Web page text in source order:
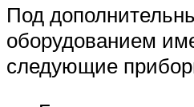
Под
оборудованием
следующие